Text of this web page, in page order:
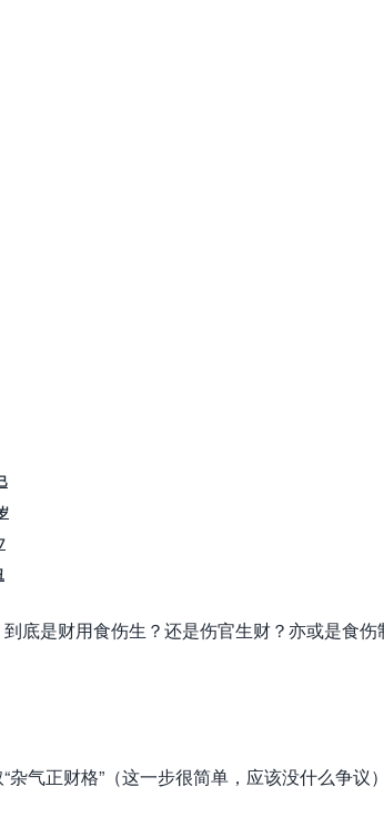
底是财用食伤生？还是伤官生财？亦或是食伤
杂气正财格”（这一步很简单，应该没什么争议